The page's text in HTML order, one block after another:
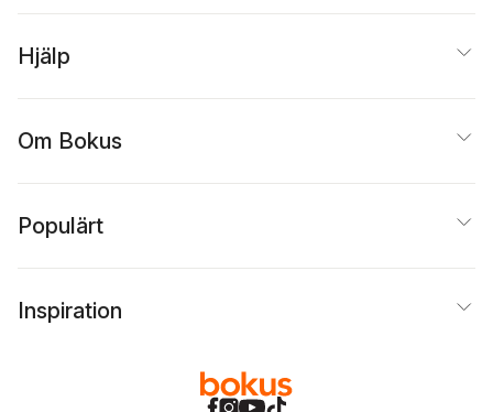
Hjälp
Om Bokus
Populärt
Inspiration